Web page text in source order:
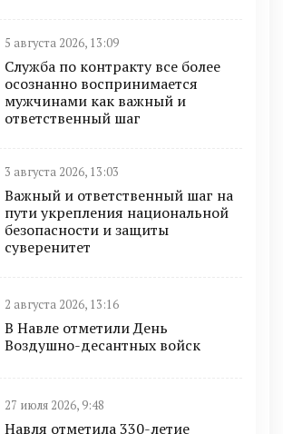
5 августа 2026, 13:09
Служба по контракту все более
осознанно воспринимается
мужчинами как важный и
ответственный шаг
3 августа 2026, 13:03
Важный и ответственный шаг на
пути укрепления национальной
безопасности и защиты
суверенитет
2 августа 2026, 13:16
В Навле отметили День
Воздушно-десантных войск
27 июля 2026, 9:48
Навля отметила 330-летие